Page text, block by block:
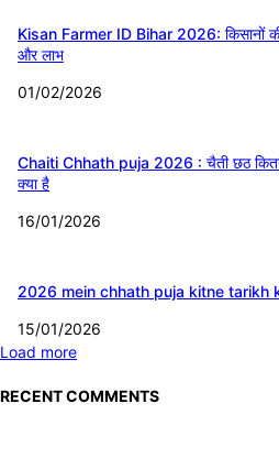
Kisan Farmer ID Bihar 2026: किसानों
और लाभ
01/02/2026
Chaiti Chhath puja 2026 : चैती छठ कितने
क्या है
16/01/2026
2026 mein chhath puja kitne tarikh
15/01/2026
Load more
RECENT COMMENTS